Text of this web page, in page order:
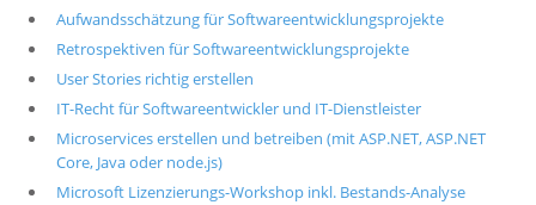
Aufwandsschätzung für Softwareentwicklungsprojekte
Retrospektiven für Softwareentwicklungsprojekte
User Stories richtig erstellen
IT-Recht für Softwareentwickler und IT-Dienstleister
Microservices erstellen und betreiben (mit ASP.NET, ASP.NET
Core, Java oder node.js)
Microsoft Lizenzierungs-Workshop inkl. Bestands-Analyse